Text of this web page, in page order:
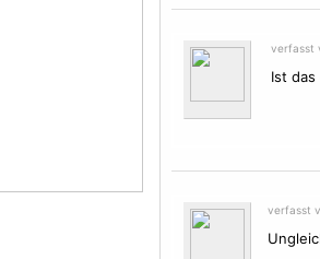
verfasst
Ist
verfasst